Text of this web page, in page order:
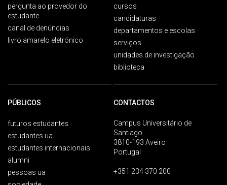
pergunta ao provedor do
estudante
canal de denúncias
livro amarelo eletrónico
cursos
candidaturas
departamentos e escolas
serviços
unidades de investigação
biblioteca
PÚBLICOS
futuros estudantes
estudantes ua
estudantes internacionais
alumni
pessoas ua
CONTACTOS
Campus Universitário de
Santiago
3810-193 Aveiro
Portugal
+351 234 370 200